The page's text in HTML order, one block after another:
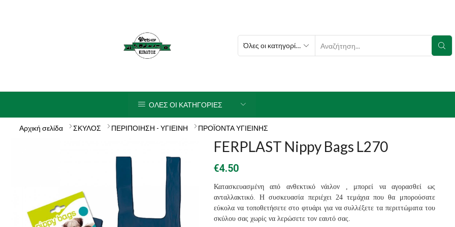
SEARCH
ΟΛΕΣ ΟΙ ΚΑΤΗΓΟΡΙΕΣ
Αρχική σελίδα ΣΚΥΛΟΣ ΠΕΡΙΠΟΙΗΣΗ - ΥΓΙΕΙΝΗ ΠΡΟΪΟΝΤΑ ΥΓΙΕΙΝΗΣ
FERPLAST Nippy Bags L270
€4.50
Κατασκευασμένη από ανθεκτικό νάιλον , μπορεί να αγορασθεί ως
ανταλλακτικό. Η συσκευασία περιέχει 24 τεμάχια που θα μπορούσατε
εύκολα να τοποθετήσετε στο φτυάρι για να συλλέξετε τα περιττώματα του
σκύλου σας χωρίς να λερώσετε τον εαυτό σας.